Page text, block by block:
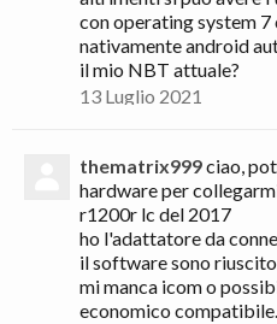
con operating system 7
nativamente android
il mio NBT attuale?
13 Luglio 2021
thematrix999ciao,
hardware per
r1200r lc del 2017
ho l'adattatore da
il software sono
mi manca icom o
economico compatibile.